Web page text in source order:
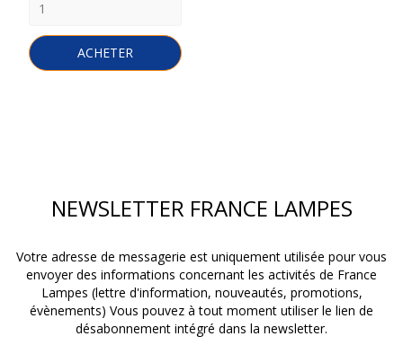
ACHETER
NEWSLETTER FRANCE LAMPES
Votre adresse de messagerie est uniquement utilisée pour vous
envoyer des informations concernant les activités de France
Lampes (lettre d'information, nouveautés, promotions,
évènements) Vous pouvez à tout moment utiliser le lien de
désabonnement intégré dans la newsletter.